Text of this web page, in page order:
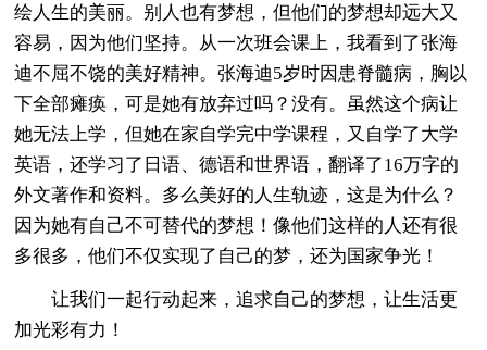
绘人生的美丽。别人也有梦想，但他们的梦想却远大又
容易，因为他们坚持。从一次班会课上，我看到了张海
迪不屈不饶的美好精神。张海迪5岁时因患脊髓病，胸以
下全部瘫痪，可是她有放弃过吗？没有。虽然这个病让
她无法上学，但她在家自学完中学课程，又自学了大学
英语，还学习了日语、德语和世界语，翻译了16万字的
外文著作和资料。多么美好的人生轨迹，这是为什么？
因为她有自己不可替代的梦想！像他们这样的人还有很
多很多，他们不仅实现了自己的梦，还为国家争光！
让我们一起行动起来，追求自己的梦想，让生活更
加光彩有力！